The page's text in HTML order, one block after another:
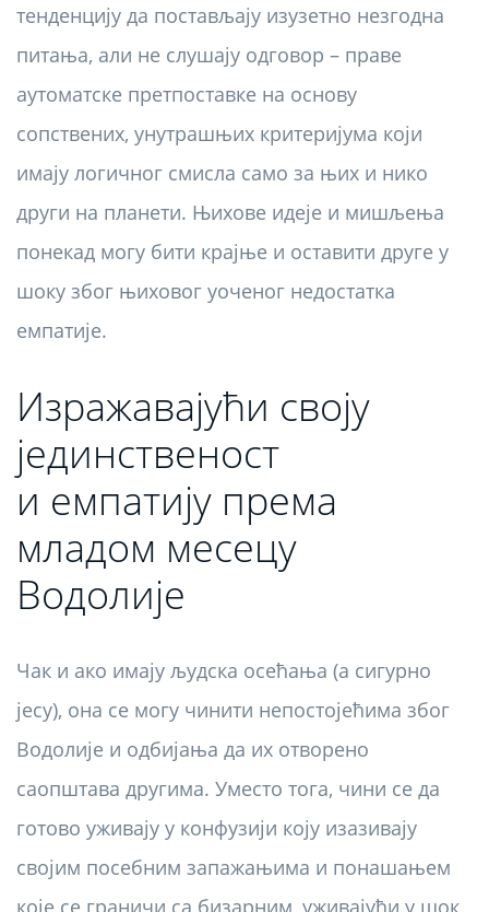
тенденцију да постављају изузетно незгодна
питања, али не слушају одговор – праве
аутоматске претпоставке на основу
сопствених, унутрашњих критеријума који
имају логичног смисла само за њих и нико
други на планети. Њихове идеје и мишљења
понекад могу бити крајње и оставити друге у
шоку због њиховог уоченог недостатка
емпатије.
Изражавајући своју
јединственост
и емпатију према
младом месецу
Водолије
Чак и ако имају људска осећања (а сигурно
јесу), она се могу чинити непостојећима због
Водолије и одбијања да их отворено
саопштава другима. Уместо тога, чини се да
готово уживају у конфузији коју изазивају
својим посебним запажањима и понашањем
које се граничи са бизарним, уживајући у шок